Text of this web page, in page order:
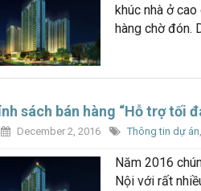
khúc nhà ở
hàng chờ đón.
sách bán hàng “Hỗ trợ tối
December 2, 2016 Thông tin dự án,
Năm 2016
Nội với rất